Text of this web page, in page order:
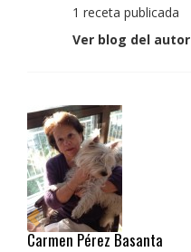
1 receta publicada
Ver blog del autor
Pedro Manuel Collado Cruz